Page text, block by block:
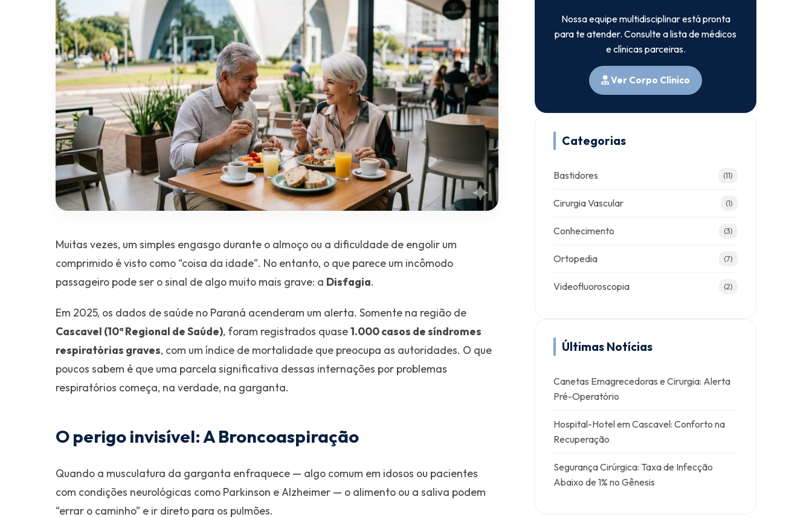
Muitas vezes, um simples engasgo durante o almoço ou a dificuldade de engolir um
comprimido é visto como “coisa da idade”. No entanto, o que parece um incômodo
passageiro pode ser o sinal de algo muito mais grave: a Disfagia.
Em 2025, os dados de saúde no Paraná acenderam um alerta. Somente na região de
Cascavel (10ª Regional de Saúde), foram registrados quase1.000 casos de síndromes
respiratórias graves, com um índice de mortalidade que preocupa as autoridades. O que
poucos sabem é que uma parcela significativa dessas internações por problemas
respiratórios começa, na verdade, na garganta.
O perigo invisível: A Broncoaspiração
Quando a musculatura da garganta enfraquece — algo comum em idosos ou pacientes
com condições neurológicas como Parkinson e Alzheimer — o alimento ou a saliva podem
“errar o caminho” e ir direto para os pulmões.
Nossa equipe multidisciplinar está pronta
para te atender. Consulte a lista de médicos
e clínicas parceiras.
Ver Corpo Clínico
Categorias
Bastidores (11)
Cirurgia Vascular (1)
Conhecimento (3)
Ortopedia (7)
Videofluoroscopia (2)
Últimas Notícias
Canetas Emagrecedoras e Cirurgia: Alerta
Pré-Operatório
Hospital-Hotel em Cascavel: Conforto na
Recuperação
Segurança Cirúrgica: Taxa de Infecção
Abaixo de 1% no Gênesis